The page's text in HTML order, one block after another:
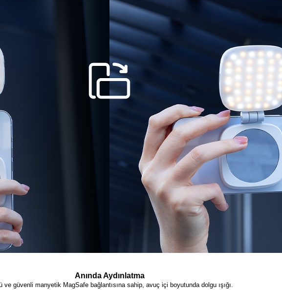
Anında Aydınlatma
ve güvenli manyetik MagSafe bağlantısına sahip, avuç içi boyutunda dolgu ışığı.